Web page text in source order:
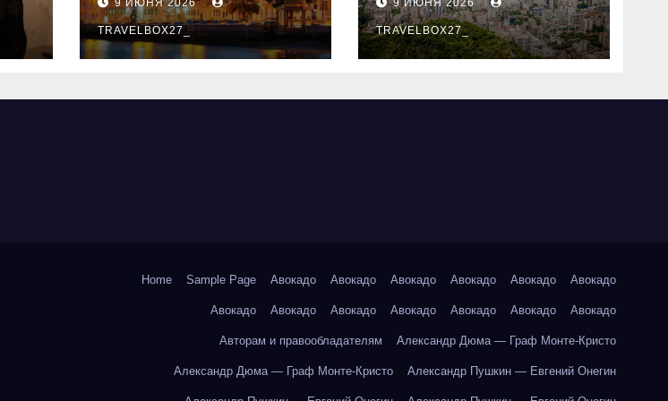
9 ИЮНЯ 2026
TRAVELBOX27_
знали
9 ИЮНЯ 2026
TRAVELBOX27_
Home Sample Page Авокадо Авокадо Авокадо Авокадо Авокадо Авокадо
Авокадо Авокадо Авокадо Авокадо Авокадо Авокадо Авокадо
Авторам и правообладателям Александр Дюма — Граф Монте-Кристо
Александр Дюма — Граф Монте-Кристо Александр Пушкин — Евгений Онегин